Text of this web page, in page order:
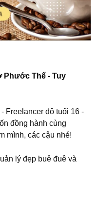
Phước Thể - Tuy
Freelancer độ tuổi 16 -
đồng hành cùng
mình, các cậu nhé!
lý đẹp buê đuê và